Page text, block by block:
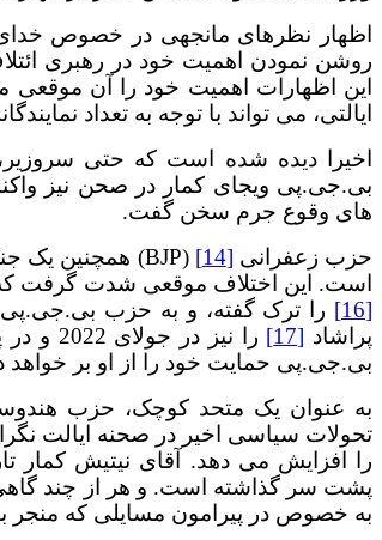
اظهار نظرهای مانجهی در خصوص
روشن نمودن اهمیت خود در رهبری
ایالتی، می تواند با توجه به تعداد
اخیرا دیده شده است که حتی
بی.جی.پی ویجای کمار در صحن نیز
های وقوع جرم سخن گفت.
حزب زعفرانی [14] (BJP) همچنین یک جنگ آشکار را با همپیمان خود حزب ویکاس شیل اینسان
است. این اختلاف موقعی شدت گرفت
[16]
را ترک گفته، و به حزب بی.جی.پی
پراشاد [17]
را
بی.جی.پی حمایت خود را از او بر
به عنوان یک متحد کوچک، حزب
را افزایش می دهد. آقای نیتیش کمار
پشت سر گذاشته است. و هر از چند
به خصوص در پیرامون مسایلی که